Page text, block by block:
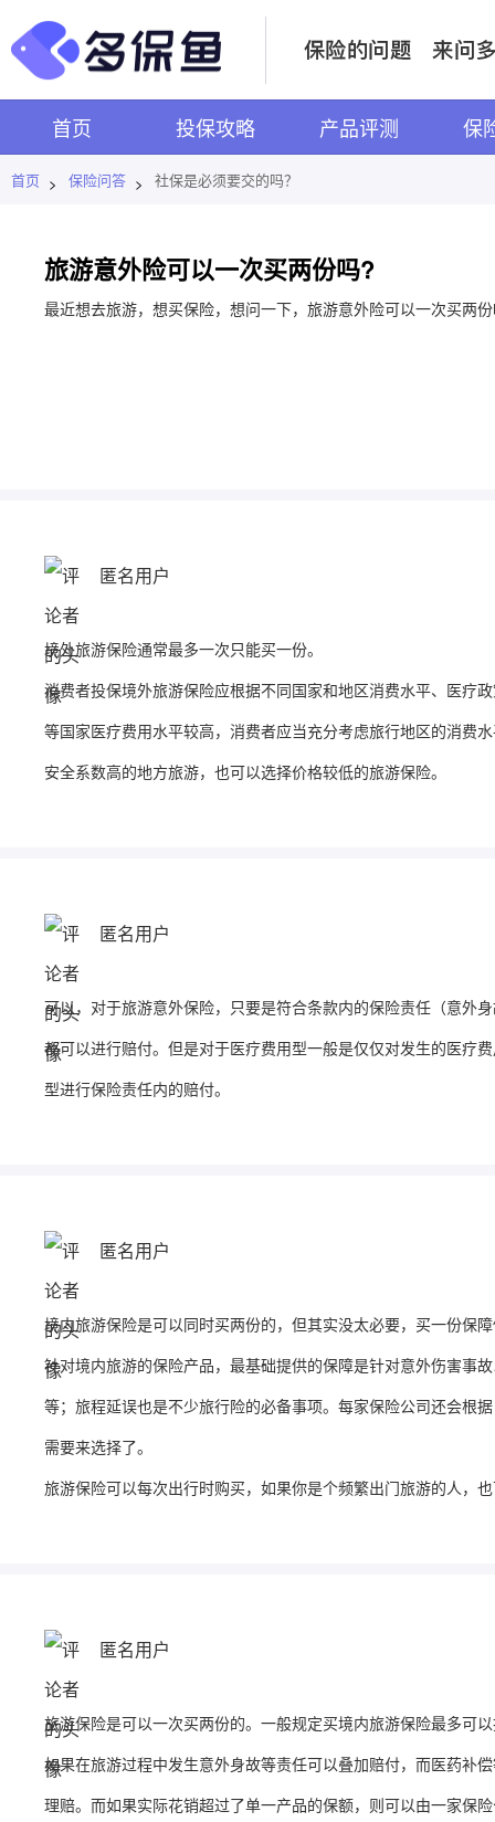
首页 投保攻略 产品评测 保
首页 > 保险问答 > 社保是必须要交的吗？
旅游意外险可以一次买两份吗?
最近想去旅游，想买保险，想问一下，旅游意外险可以一次买两
匿名用户
境外旅游保险通常最多一次只能买一份。
消费者投保境外旅游保险应根据不同国家和地区消费水平、医疗
等国家医疗费用水平较高，消费者应当充分考虑旅行地区的消费
安全系数高的地方旅游，也可以选择价格较低的旅游保险。
匿名用户
可以，对于旅游意外保险，只要是符合条款内的保险责任（意外
都可以进行赔付。但是对于医疗费用型一般是仅仅对发生的医疗
型进行保险责任内的赔付。
匿名用户
境内旅游保险是可以同时买两份的，但其实没太必要，买一份保
针对境内旅游的保险产品，最基础提供的保障是针对意外伤害事
等；旅程延误也是不少旅行险的必备事项。每家保险公司还会根
需要来选择了。
旅游保险可以每次出行时购买，如果你是个频繁出门旅游的人，
匿名用户
旅游保险是可以一次买两份的。一般规定买境内旅游保险最多可
如果在旅游过程中发生意外身故等责任可以叠加赔付，而医药补
理赔。而如果实际花销超过了单一产品的保额，则可以由一家保